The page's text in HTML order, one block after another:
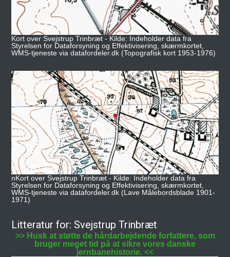
Kort over Svejstrup Trinbræt - Kilde: Indeholder data fra
Styrelsen for Dataforsyning og Effektivisering, skærmkortet,
WMS-tjeneste via datafordeler.dk (Topografisk kort 1953-1976)
nKort over Svejstrup Trinbræt - Kilde: Indeholder data fra
Styrelsen for Dataforsyning og Effektivisering, skærmkortet,
WMS-tjeneste via datafordeler.dk (Lave Målebordsblade 1901-
1971)
Litteratur for: Svejstrup Trinbræt
>> Husk at støtte de hårdarbejdende forfattere, som
bruger meget tid på at sikre vores danske
jernbanehistorie. <<